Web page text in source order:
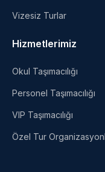
Vizesiz Turlar
Hizmetlerimiz
Okul Taşımacılığı
Personel Taşımacılığı
VIP Taşımacılığı
Özel Tur